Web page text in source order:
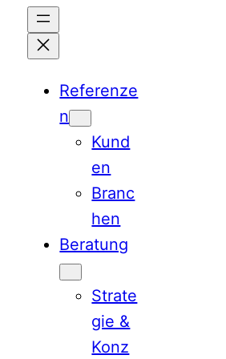
Referenze
n
Kund
en
Branc
hen
Beratung
Strate
gie &
Konz